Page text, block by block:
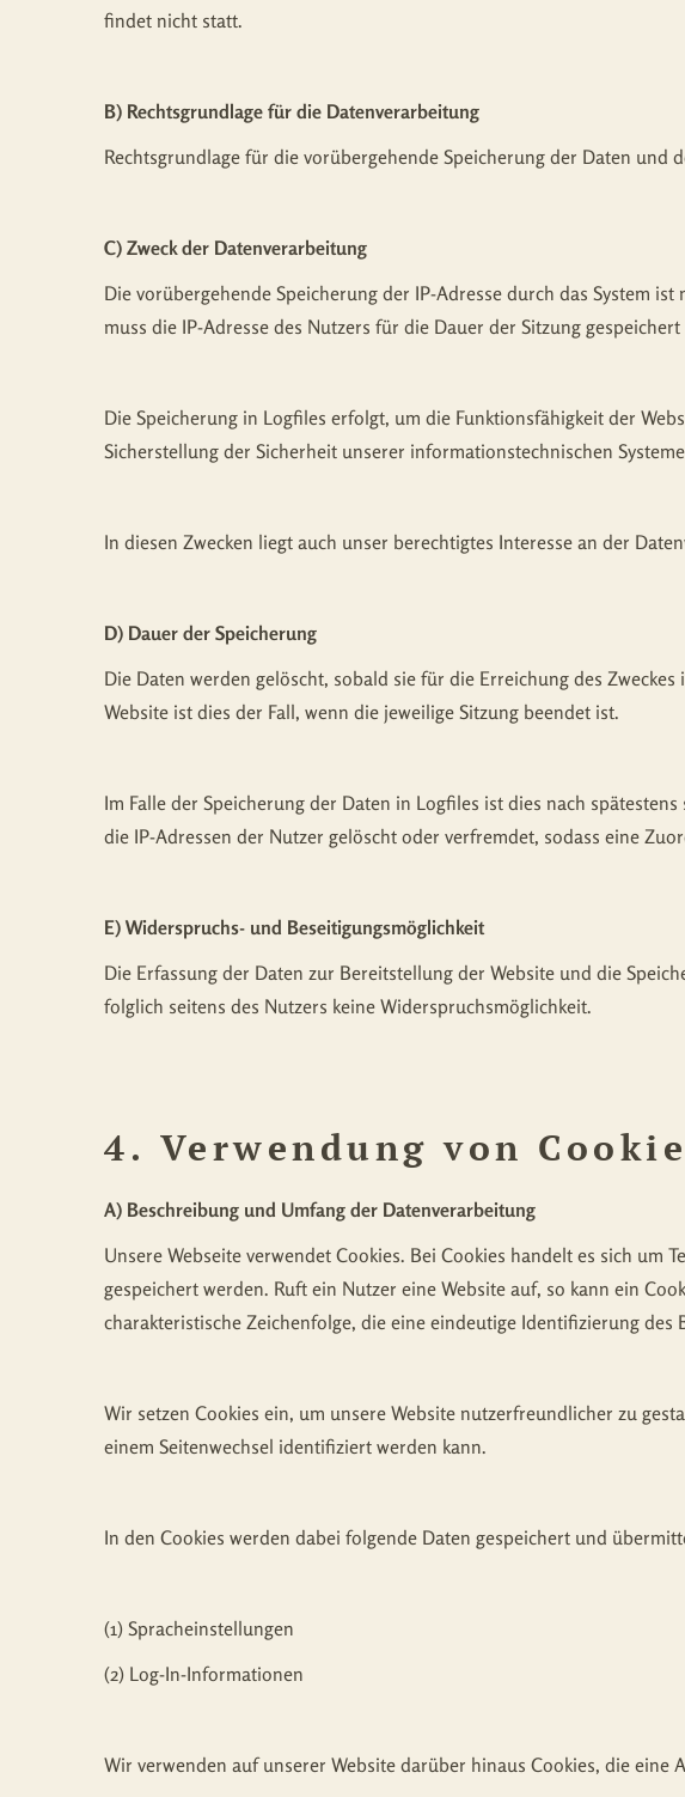
findet nicht statt.
B) Rechtsgrundlage für die Datenverarbeitung
Rechtsgrundlage für die vorübergehende Speicherung der Daten und
C) Zweck der Datenverarbeitung
Die vorübergehende Speicherung der IP-Adresse durch das System
muss die IP-Adresse des Nutzers für die Dauer der Sitzung
Die Speicherung in Logfiles erfolgt, um die Funktionsfähigkeit der
Sicherstellung der Sicherheit unserer informationstechnischen
In diesen Zwecken liegt auch unser berechtigtes Interesse an der
D) Dauer der Speicherung
Die Daten werden gelöscht, sobald sie für die Erreichung des
Website ist dies der Fall, wenn die jeweilige Sitzung beendet ist.
Im Falle der Speicherung der Daten in Logfiles ist dies nach
die IP-Adressen der Nutzer gelöscht oder verfremdet, sodass eine
E) Widerspruchs- und Beseitigungsmöglichkeit
Die Erfassung der Daten zur Bereitstellung der Website und die
folglich seitens des Nutzers keine Widerspruchsmöglichkeit.
4. Verwendung von
A) Beschreibung und Umfang der Datenverarbeitung
Unsere Webseite verwendet Cookies. Bei Cookies handelt es sich
gespeichert werden. Ruft ein Nutzer eine Website auf, so kann ein
charakteristische Zeichenfolge, die eine eindeutige Identifizierung
Wir setzen Cookies ein, um unsere Website nutzerfreundlicher zu
einem Seitenwechsel identifiziert werden kann.
In den Cookies werden dabei folgende Daten gespeichert und
(1) Spracheinstellungen
(2) Log-In-Informationen
Wir verwenden auf unserer Website darüber hinaus Cookies, die eine